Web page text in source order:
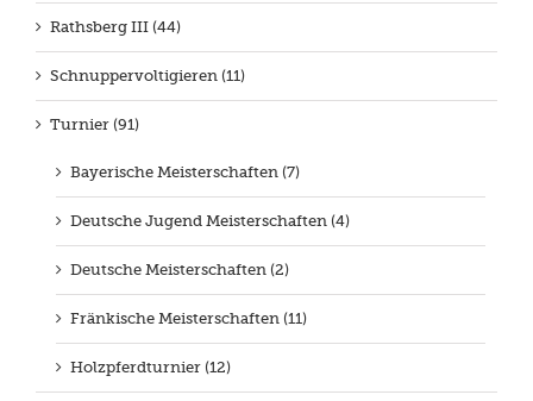
Rathsberg III (44)
Schnuppervoltigieren (11)
Turnier (91)
Bayerische Meisterschaften (7)
Deutsche Jugend Meisterschaften (4)
Deutsche Meisterschaften (2)
Fränkische Meisterschaften (11)
Holzpferdturnier (12)